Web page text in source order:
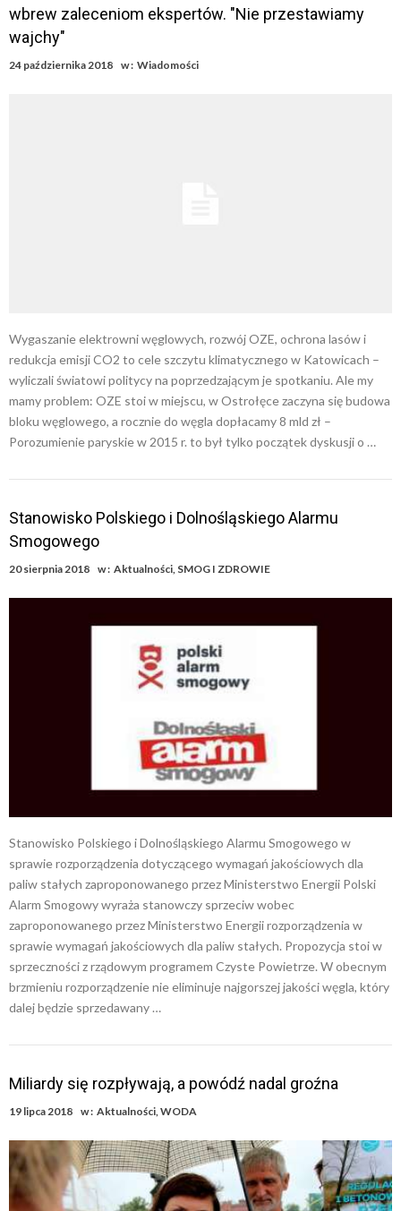
wbrew zaleceniom ekspertów. "Nie przestawiamy
wajchy"
24 października 2018 w : Wiadomości
Wygaszanie elektrowni węglowych, rozwój OZE, ochrona lasów i
redukcja emisji CO2 to cele szczytu klimatycznego w Katowicach –
wyliczali światowi politycy na poprzedzającym je spotkaniu. Ale my
mamy problem: OZE stoi w miejscu, w Ostrołęce zaczyna się budowa
bloku węglowego, a rocznie do węgla dopłacamy 8 mld zł –
Porozumienie paryskie w 2015 r. to był tylko początek dyskusji o …
Stanowisko Polskiego i Dolnośląskiego Alarmu
Smogowego
20 sierpnia 2018 w : Aktualności SMOG I ZDROWIE
Stanowisko Polskiego i Dolnośląskiego Alarmu Smogowego w
sprawie rozporządzenia dotyczącego wymagań jakościowych dla
paliw stałych zaproponowanego przez Ministerstwo Energii Polski
Alarm Smogowy wyraża stanowczy sprzeciw wobec
zaproponowanego przez Ministerstwo Energii rozporządzenia w
sprawie wymagań jakościowych dla paliw stałych. Propozycja stoi w
sprzeczności z rządowym programem Czyste Powietrze. W obecnym
brzmieniu rozporządzenie nie eliminuje najgorszej jakości węgla, który
dalej będzie sprzedawany …
Miliardy się rozpływają, a powódź nadal groźna
19 lipca 2018 w : Aktualności,WODA